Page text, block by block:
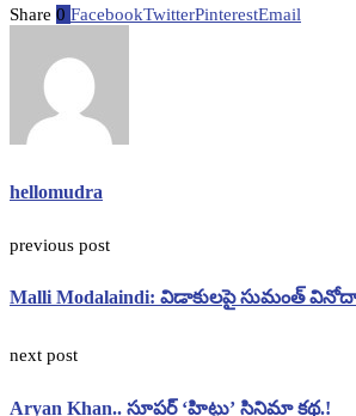
Share 0 FacebookTwitterPinterestEmail
hellomudra
previous post
Malli Modalaindi: విడాకులపై సుమంత్
next post
Aryan Khan.. సూపర్ ‘హిట్టు’ సినిమా కథ.!